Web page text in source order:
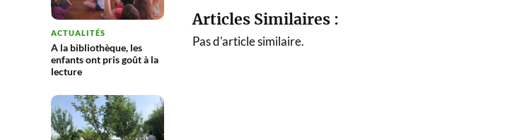
ACTUALITÉS
A la bibliothèque, les
enfants ont pris goût à la
lecture
Articles Similaires :
Pas d'article similaire.